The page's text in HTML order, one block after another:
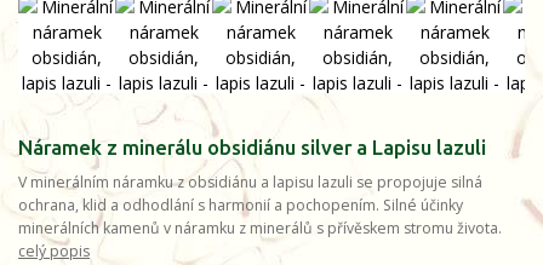
Náramek z minerálu obsidiánu silver a Lapisu lazuli
V minerálním náramku z obsidiánu a lapisu lazuli se propojuje silná
ochrana, klid a odhodlání s harmonií a pochopením. Silné účinky
minerálních kamenů v náramku z minerálů s přívěskem stromu života.
celý popis